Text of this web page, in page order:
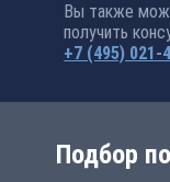
Вы также
получить
+7 (495) 021-
Подбор